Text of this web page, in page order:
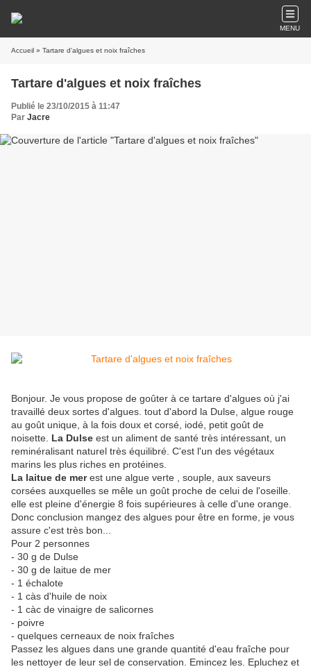
MENU
Accueil » Tartare d'algues et noix fraîches
Tartare d'algues et noix fraîches
Publié le 23/10/2015 à 11:47
Par Jacre
Bonjour. Je vous propose de goûter à ce tartare d'algues où j'ai
travaillé deux sortes d'algues. tout d'abord la Dulse, algue rouge
au goût unique, à la fois doux et corsé, iodé, petit goût de
noisette. La Dulse est un aliment de santé très intéressant, un
reminéralisant naturel très équilibré. C'est l'un des végétaux
marins les plus riches en protéines.
La laitue de merest une algue verte , souple, aux saveurs
corsées auxquelles se mêle un goût proche de celui de l'oseille.
elle est pleine d'énergie 8 fois supérieures à celle d'une orange.
Donc conclusion mangez des algues pour être en forme, je vous
assure c'est très bon...
Pour 2 personnes
- 30 g de Dulse
- 30 g de laitue de mer
- 1 échalote
- 1 càs d'huile de noix
- 1 càc de vinaigre de salicornes
- poivre
- quelques cerneaux de noix fraîches
Passez les algues dans une grande quantité d'eau fraîche pour
les nettoyer de leur sel de conservation. Emincez les. Epluchez et